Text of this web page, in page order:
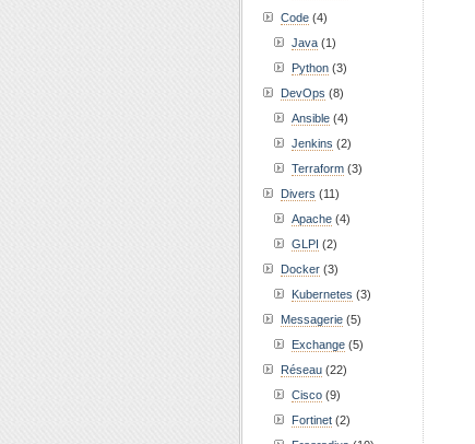
Code (4)
Java (1)
Python (3)
DevOps (8)
Ansible (4)
Jenkins (2)
Terraform (3)
Divers (11)
Apache (4)
GLPI (2)
Docker (3)
Kubernetes (3)
Messagerie (5)
Exchange (5)
Réseau (22)
Cisco (9)
Fortinet (2)